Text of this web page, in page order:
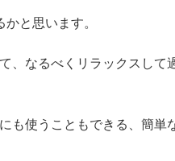
と思います。
、なるべくリラックスして
も使うこともできる、簡単